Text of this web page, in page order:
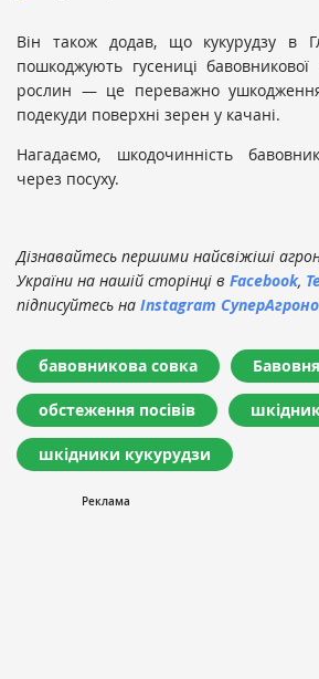
Він також додав, що кукурудзу в
пошкоджують гусениці
рослин — це переважно ушкодження
подекуди поверхні зерен у качані.
Нагадаємо, шкодочинність
через посуху.
Дізнавайтесь першими найсвіжіші
України на нашій сторінці в Facebook,
підписуйтесь на Instagram
бавовникова совка
обстеження посівів
шкідники кукурудзи